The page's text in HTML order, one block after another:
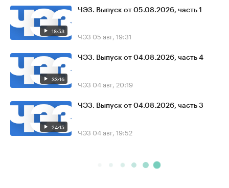
18:53
ЧЭЗ. Выпуск от 05.08.2026, часть 1
ЧЭЗ 05 авг, 19:31
33:16
ЧЭЗ. Выпуск от 04.08.2026, часть 4
ЧЭЗ 04 авг, 20:19
24:15
ЧЭЗ. Выпуск от 04.08.2026, часть 3
ЧЭЗ 04 авг, 19:52